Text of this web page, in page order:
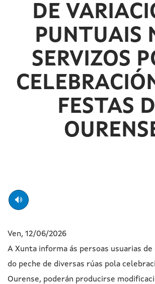
DE
PUNTUAIS
SERVIZOS
FESTAS
Ven, 12/06/2026
A Xunta informa ás persoas usuarias
do peche de diversas rúas pola
Ourense, poderán producirse